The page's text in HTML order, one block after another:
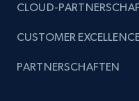
CLOUD-
CUSTOMER
PARTNERSCHAFTEN